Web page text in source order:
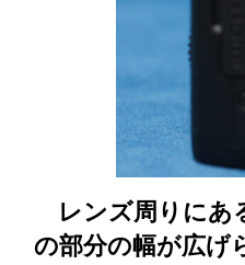
レンズ周りにあ
の部分の幅が広げ